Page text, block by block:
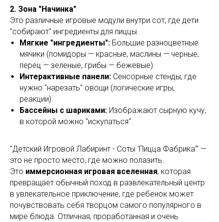
2. Зона "Начинка"
Это различные игровые модули внутри сот, где дети
"собирают" ингредиенты для пиццы.
Мягкие "ингредиенты": Большие разноцветные
мячики (помидоры — красные, маслины — черные,
перец — зеленые, грибы — бежевые).
Интерактивные панели: Сенсорные стенды, где
нужно "нарезать" овощи (логические игры,
реакции).
Бассейны с шариками: Изображают сырную кучу,
в которой можно "искупаться".
"Детский Игровой Лабиринт - Соты 'Пицца Фабрика'" —
это не просто место, где можно полазить.
Это иммерсионная игровая вселенная, которая
превращает обычный поход в развлекательный центр
в увлекательное приключение, где ребенок может
почувствовать себя творцом самого популярного в
мире блюда. Отличная, проработанная и очень